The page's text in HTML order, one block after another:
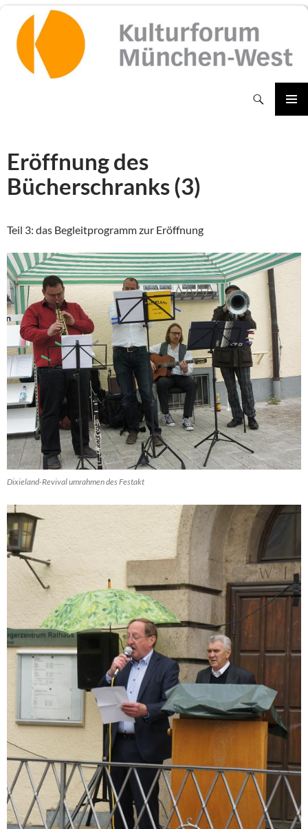
Inhalt
springen
Eröffnung des
Bücherschranks (3)
Teil 3: das Begleitprogramm zur Eröffnung
Dixieland-Revival umrahmen des Festakt